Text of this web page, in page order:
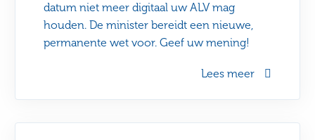
datum niet meer digitaal uw ALV mag
houden. De minister bereidt een nieuwe,
permanente wet voor. Geef uw mening!
Lees meer